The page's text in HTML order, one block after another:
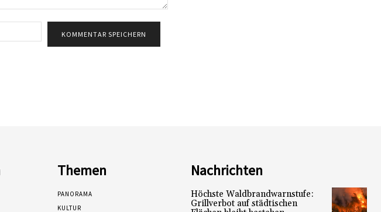
Mail:*
Themen
PANORAMA
KULTUR
Nachrichten
Höchste Waldbrandwarnstufe:
Grillverbot auf städtischen